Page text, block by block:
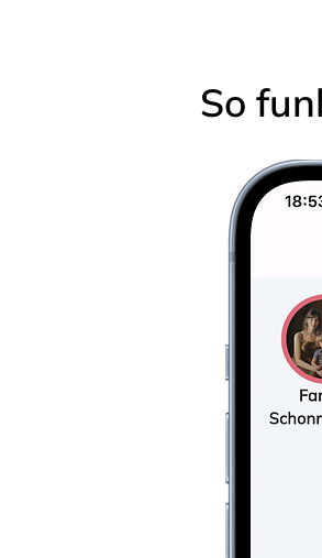
So